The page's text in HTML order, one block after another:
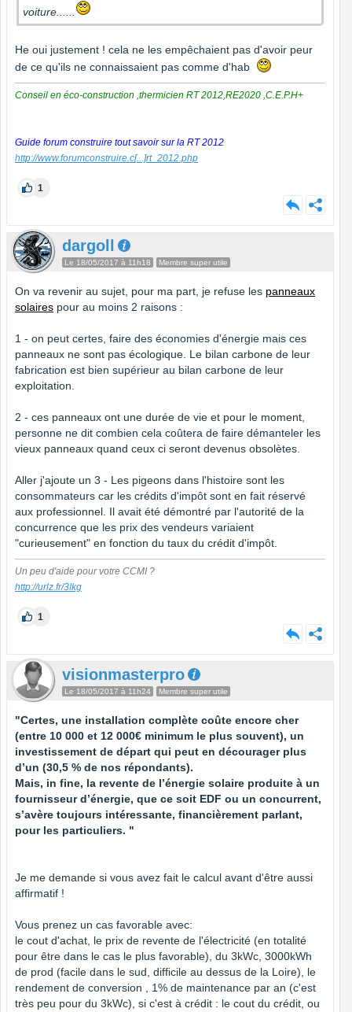
voiture......
He oui justement ! cela ne les empêchaient pas d'avoir peur
de ce qu'ils ne connaissaient pas comme d'hab
Conseil en éco-construction ,thermicien RT 2012,RE2020 ,C.E.P.H+
Guide forum construire tout savoir sur la RT 2012
http://www.forumconstruire.c[...]rt_2012.php
1
dargoll
Le 18/05/2017 à 11h18 Membre super utile
On va revenir au sujet, pour ma part, je refuse les panneaux
solaires pour au moins 2 raisons :
1 - on peut certes, faire des économies d'énergie mais ces
panneaux ne sont pas écologique. Le bilan carbone de leur
fabrication est bien supérieur au bilan carbone de leur
exploitation.
2 - ces panneaux ont une durée de vie et pour le moment,
personne ne dit combien cela coûtera de faire démanteler les
vieux panneaux quand ceux ci seront devenus obsolètes.
Aller j'ajoute un 3 - Les pigeons dans l'histoire sont les
consommateurs car les crédits d'impôt sont en fait réservé
aux professionnel. Il avait été démontré par l'autorité de la
concurrence que les prix des vendeurs variaient
"curieusement" en fonction du taux du crédit d'impôt.
Un peu d'aide pour votre CCMI ?
http://urlz.fr/3Ikg
1
visionmasterpro
Le 18/05/2017 à 11h24 Membre super utile
"Certes, une installation complète coûte encore cher
(entre 10 000 et 12 000€ minimum le plus souvent), un
investissement de départ qui peut en décourager plus
d’un (30,5 % de nos répondants).
Mais, in fine, la revente de l’énergie solaire produite à un
fournisseur d’énergie, que ce soit EDF ou un concurrent,
s’avère toujours intéressante, financièrement parlant,
pour les particuliers. "
Je me demande si vous avez fait le calcul avant d'être aussi
affirmatif !
Vous prenez un cas favorable avec:
le cout d'achat, le prix de revente de l'électricité (en totalité
pour être dans le cas le plus favorable), du 3kWc, 3000kWh
de prod (facile dans le sud, difficile au dessus de la Loire), le
rendement de conversion , 1% de maintenance par an (c'est
très peu pour du 3kWc), si c'est à crédit : le cout du crédit, ou